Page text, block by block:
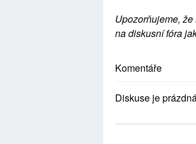
Upozorňujeme,
na diskusní fóra
Komentáře
Diskuse je